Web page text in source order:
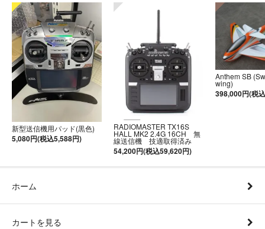
新型送信機用パッド(黒色)
5,080円(税込5,588円)
RADIOMASTER TX16S
HALL MK2 2.4G 16CH 無
線送信機 技適取得済み
54,200円(税込59,620円)
Anthem SB
wing)
398,000円(税
ホーム
カートを見る